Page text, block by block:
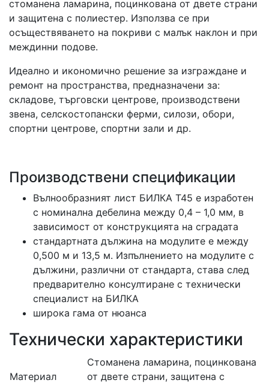
стоманена ламарина, поцинкована от двете страни
и защитена с полиестер. Използва се при
осъществяването на покриви с малък наклон и при
междинни подове.
Идеално и икономично решение за изграждане и
ремонт на пространства, предназначени за:
складове, търговски центрове, производствени
звена, селскостопански ферми, силози, обори,
спортни центрове, спортни зали и др.
Производствени спецификации
Вълнообразният лист БИЛКА Т45 е изработен
с номинална дебелина между 0,4 – 1,0 мм, в
зависимост от конструкцията на сградата
стандартната дължина на модулите е между
0,500 м и 13,5 м. Изпълнението на модулите с
дължини, различни от стандарта, става след
предварително консултиране с технически
специалист на БИЛКА
широка гама от нюанса
Технически характеристики
Материал
Стоманена ламарина, поцинкована
от двете страни, защитена с